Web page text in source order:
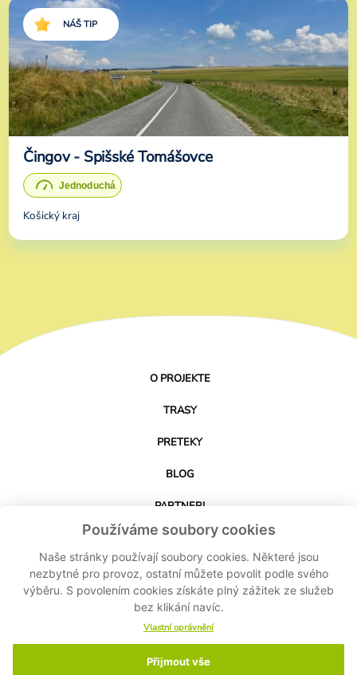
Používáme soubory cookies
Naše stránky používají soubory cookies. Některé jsou
nezbytné pro provoz, ostatní můžete povolit podle svého
výběru. S povolením cookies získáte plný zážitek ze služeb
bez klikání navíc.
Vlastní oprávnění
Přijmout vše
NÁŠ TIP
Čingov - Spišské Tomášovce
Košický kraj
O PROJEKTE
TRASY
PRETEKY
BLOG
PARTNERI
KONTAKT
STIAHNUŤ APLIKÁCIU
© 2024-2026 Cyklo Kubík - Všetky práva vyhradené MASPEX Slovakia sro -